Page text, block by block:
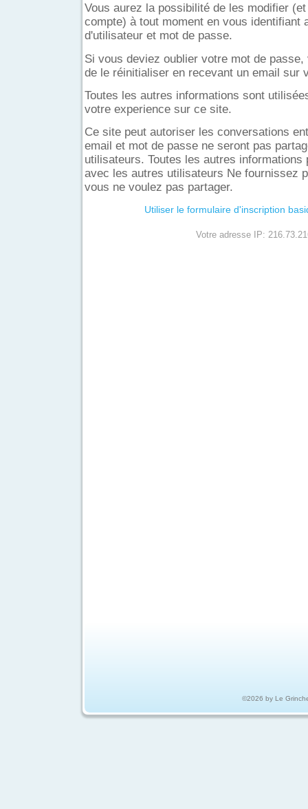
Vous aurez la possibilité de les modifier
compte) à tout moment en vous identifiant
d'utilisateur et mot de passe.
Si vous deviez oublier votre mot de
de le réinitialiser en recevant un email sur
Toutes les autres informations sont
votre experience sur ce site.
Ce site peut autoriser les conversations
email et mot de passe ne seront pas
utilisateurs. Toutes les autres informations
avec les autres utilisateurs Ne fournissez
vous ne voulez pas partager.
Utiliser le formulaire d'inscription
Votre adresse IP:
©2026 by Le